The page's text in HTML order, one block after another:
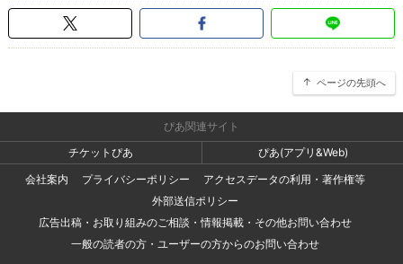
ページの先頭へ
ぴあ関連サイト
チケットぴあ
ぴあ(アプリ&Web)
会社案内
プライバシーポリシー
アクセスデータの利用・著作権等
外部送信ポリシー
広告出稿・お取り組みのご相談・情報掲載・その他お問い合わせ
一般の読者の方・ユーザーの方からのお問い合わせ